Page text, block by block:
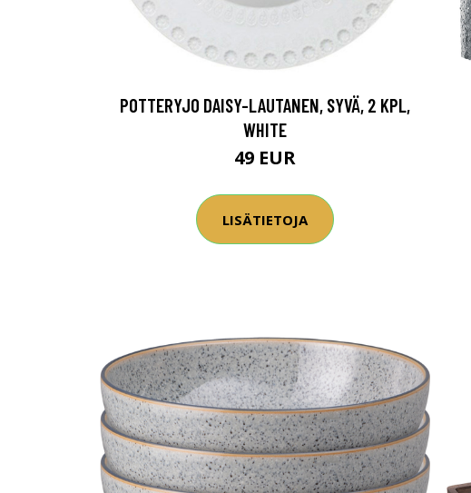
POTTERYJO DAISY-LAUTANEN, SYVÄ, 2 KPL,
WHITE
49 EUR
LISÄTIETOJA